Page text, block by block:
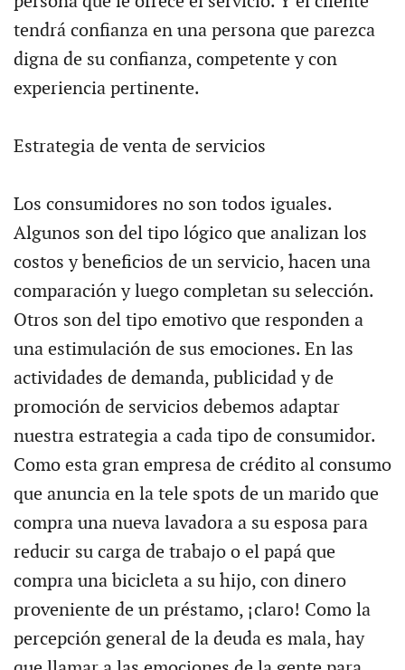
tendrá confianza en una persona que parezca
digna de su confianza, competente y con
experiencia pertinente.
Estrategia de venta de servicios
Los consumidores no son todos iguales.
Algunos son del tipo lógico que analizan los
costos y beneficios de un servicio, hacen una
comparación y luego completan su selección.
Otros son del tipo emotivo que responden a
una estimulación de sus emociones. En las
actividades de demanda, publicidad y de
promoción de servicios debemos adaptar
nuestra estrategia a cada tipo de consumidor.
Como esta gran empresa de crédito al consumo
que anuncia en la tele spots de un marido que
compra una nueva lavadora a su esposa para
reducir su carga de trabajo o el papá que
compra una bicicleta a su hijo, con dinero
proveniente de un préstamo, ¡claro! Como la
percepción general de la deuda es mala, hay